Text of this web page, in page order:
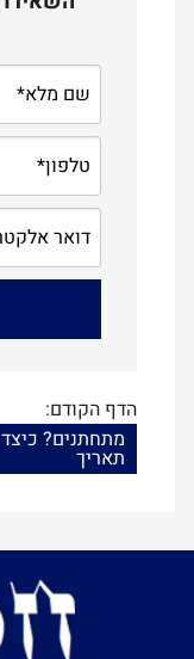
הדף הקודם:
מתחתנים?
תאריך